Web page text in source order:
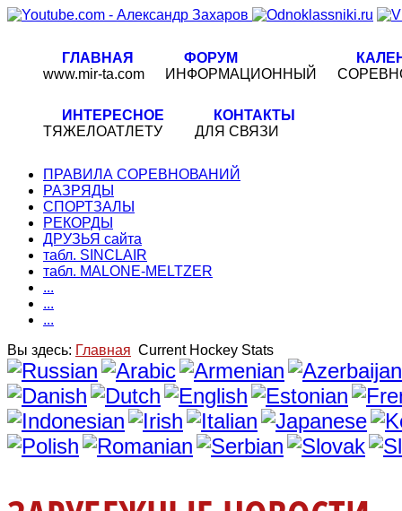
ГЛАВНАЯ
www.mir-ta.com
ФОРУМ
ИНФОРМАЦИОННЫЙ
ИНТЕРЕСНОЕ
ТЯЖЕЛОАТЛЕТУ
КОНТАКТЫ
ДЛЯ СВЯЗИ
ПРАВИЛА СОРЕВНОВАНИЙ
РАЗРЯДЫ
СПОРТЗАЛЫ
РЕКОРДЫ
ДРУЗЬЯ сайта
табл. SINCLAIR
табл. MALONE-MELTZER
...
...
...
Вы здесь: Главная Current Hockey Stats